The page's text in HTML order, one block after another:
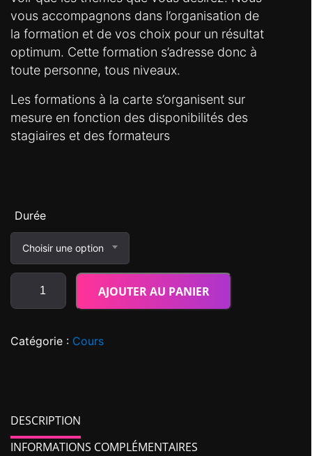
vous accompagnons dans l’organisation de
la formation et de vos choix pour un résultat
optimum. Cette formation s’adresse donc à
toute personne, tous niveaux.
Les formations à la carte s’organisent sur
mesure en fonction des disponibilités des
stagiaires et des formateurs
Durée
Choisir une option
AJOUTER AU PANIER
Catégorie : Cours
DESCRIPTION
INFORMATIONS COMPLÉMENTAIRES